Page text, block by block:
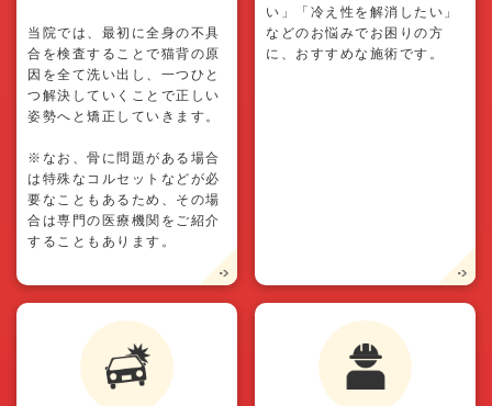
当院では、最初に全身の不具
合を検査することで猫背の原
因を全て洗い出し、一つひと
つ解決していくことで正しい
姿勢へと矯正していきます。
※なお、骨に問題がある場合
は特殊なコルセットなどが必
要なこともあるため、その場
合は専門の医療機関をご紹介
することもあります。
い」「冷え性を解消したい」
などのお悩みでお困りの方
に、おすすめな施術です。